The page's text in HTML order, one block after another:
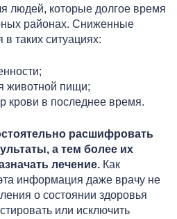
людей, которые долгое время
районах. Сниженные
таких ситуациях:
животной пищи;
крови в последнее время.
расшифровать
а тем более их
лечение. Как
информация даже врачу не
о состоянии здоровья
или исключить